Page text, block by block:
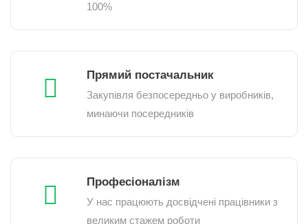
100%
Прямий постачальник
Закупівля безпосередньо у виробників,
минаючи посередників
Професіоналізм
У нас працюють досвідчені працівники з
великим стажем роботи